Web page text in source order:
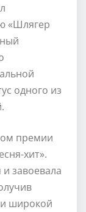
«Шлягер
одного из
премии
хит».
завоевала
широкой